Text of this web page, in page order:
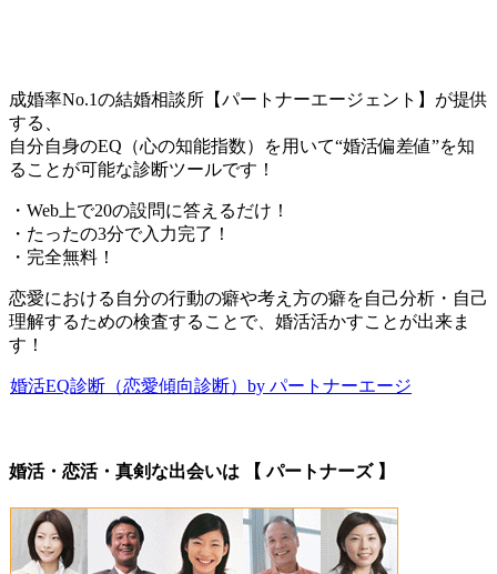
成婚率No.1の結婚相談所【パートナーエージェント】が提供
する、
自分自身のEQ（心の知能指数）を用いて“婚活偏差値”を知
ることが可能な診断ツールです！
・Web上で20の設問に答えるだけ！
・たったの3分で入力完了！
・完全無料！
恋愛における自分の行動の癖や考え方の癖を自己分析・自己
理解するための検査することで、婚活活かすことが出来ま
す！
婚活EQ診断（恋愛傾向診断）by パートナーエージ
婚活・恋活・真剣な出会いは 【 パートナーズ 】